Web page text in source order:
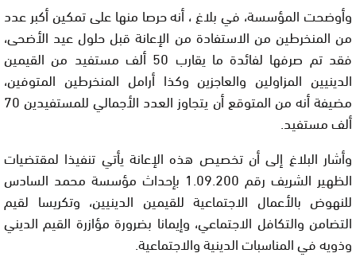
وأوضحت المؤسسة، في بلاغ ، أنه حرصا منها على تمكين أكبر عدد
من المنخرطين من الاستفادة من الإعانة قبل حلول عيد الأضحى،
فقد تم صرفها لفائدة ما يقارب 50 ألف مستفيد من القيمين
الدينيين المزاولين والعاجزين وكذا أرامل المنخرطين المتوفين،
مضيفة أنه من المتوقع أن يتجاوز العدد الأجمالي للمستفيدين 70
ألف مستفيد.
وأشار البلاغ إلى أن تخصيص هذه الإعانة يأتي تنفيذا لمقتضيات
الظهير الشريف رقم 1.09.200 بإحداث مؤسسة محمد السادس
للنهوض بالأعمال الاجتماعية للقيمين الدينيين، وتكريسا لقيم
التضامن والتكافل الاجتماعي، وإيمانا بضرورة مؤازرة القيم الديني
وذويه في المناسبات الدينية والاجتماعية.